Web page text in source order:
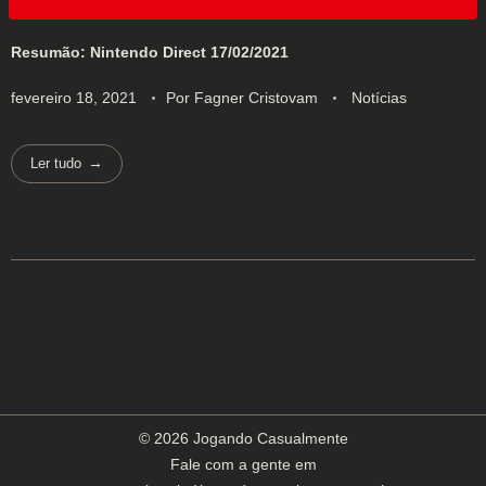
Resumão: Nintendo Direct 17/02/2021
fevereiro 18, 2021 Por Fagner Cristovam Notícias
Ler tudo
© 2026 Jogando Casualmente
Fale com a gente em